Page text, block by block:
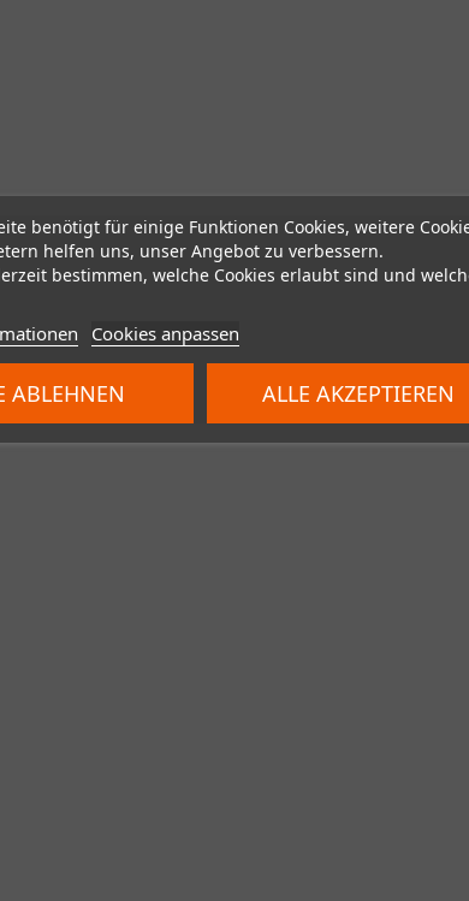
benötigt für einige Funktionen Cookies, weitere
helfen uns, unser Angebot zu verbessern.
bestimmen, welche Cookies erlaubt sind und
Cookies anpassen
ABLEHNEN ALLE AKZEPTIEREN